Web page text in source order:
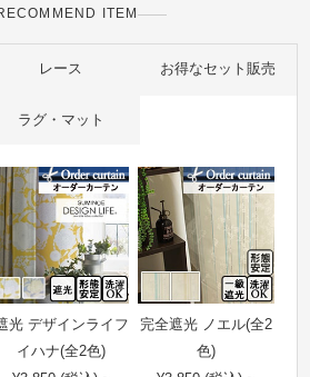
ITEM
レース お得なセット販売
ラグ・マット
光 デザインライフ
イハナ(全2色)
完全遮光 ノエル(全2
色)